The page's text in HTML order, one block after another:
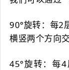
90°旋转：每2
横竖两个方向
45°旋转：每4